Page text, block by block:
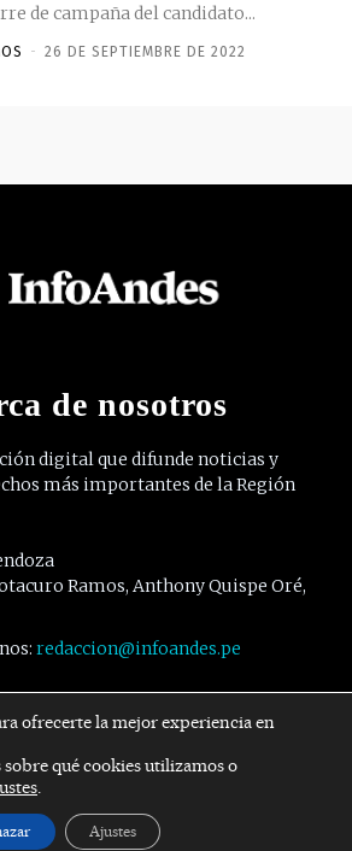
de campaña del candidato...
- 26 DE SEPTIEMBRE DE 2022
de nosotros
digital que difunde noticias y
más importantes de la Región
Ramos, Anthony Quispe Oré,
redaccion@infoandes.pe
Síguenos
Twitter Youtube
ofrecerte la mejor experiencia en
qué cookies utilizamos o
.
Ajustes